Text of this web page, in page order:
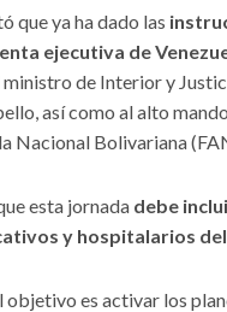
que ya ha dado las
ejecutiva de
ministro de Interior y
así como al alto
Nacional Bolivariana
esta jornada debe
y hospitalarios del
objetivo es activar los